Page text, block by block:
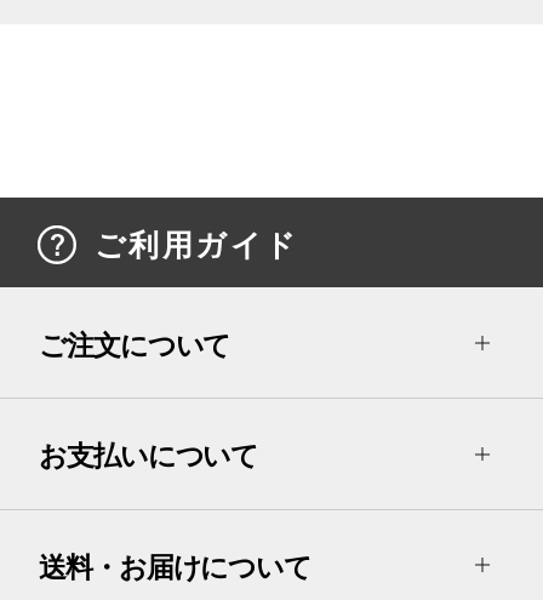
ご利用ガイド
ご注文について
お支払いについて
送料・お届けについて